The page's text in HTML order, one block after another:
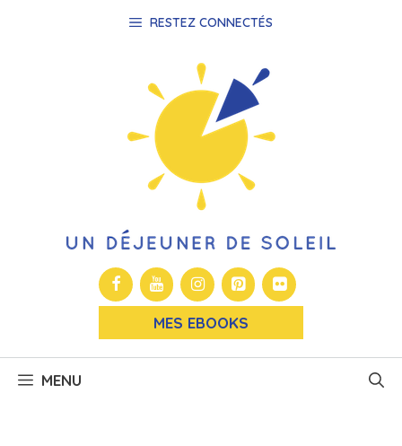
RESTEZ CONNECTÉS
MES EBOOKS
MENU